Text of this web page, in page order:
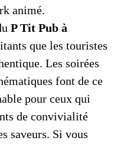
animé.
P Tit Pub à
que les touristes
Les soirées
font de ce
pour ceux qui
de convivialité
saveurs. Si vous